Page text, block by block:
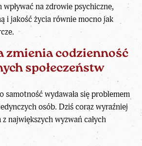
na zdrowie psychiczne,
i jakość życia równie mocno jak
zmienia codzienność
społeczeństw
samotność wydawała się problemem
osób. Dziś coraz wyraźniej
największych wyzwań całych